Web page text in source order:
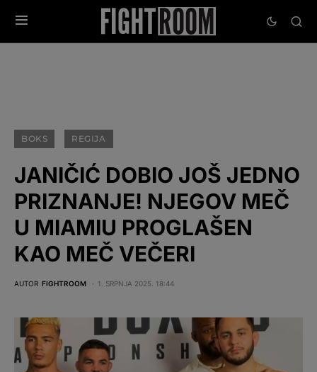
BOKS REGIJA
JANIČIĆ DOBIO JOŠ JEDNO
PRIZNANJE! NJEGOV MEČ
U MIAMIU PROGLAŠEN
KAO MEČ VEČERI
AUTOR FIGHTROOM 1. SRPNJA 2025. 18:44